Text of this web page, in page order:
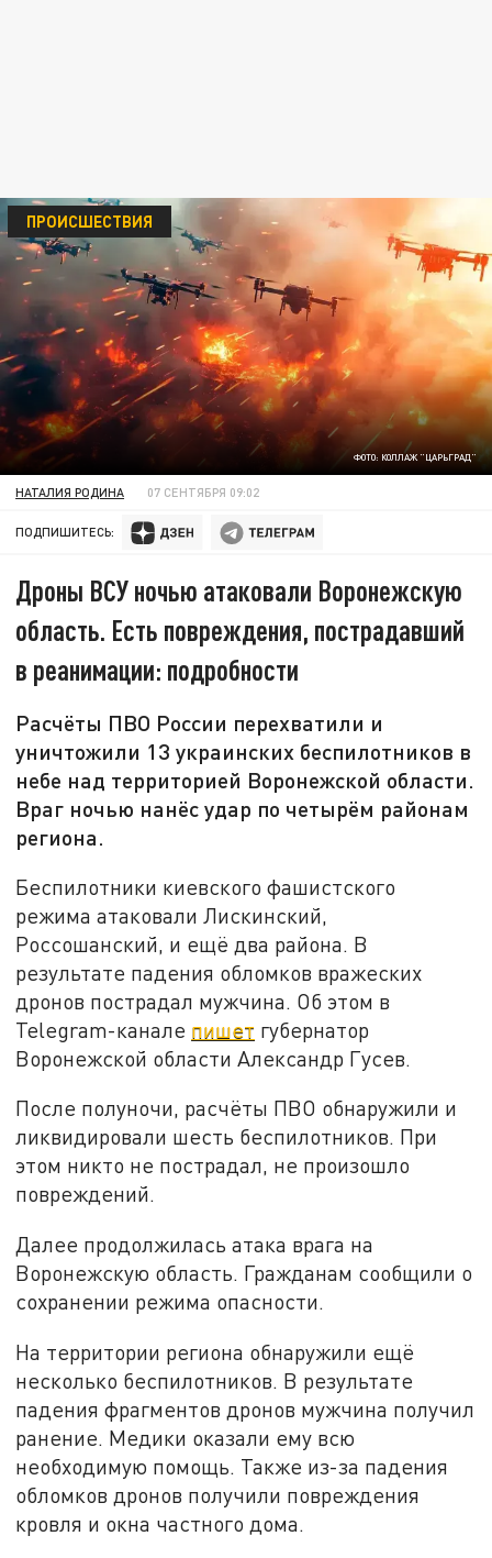
ФОТО: КОЛЛАЖ "ЦАРЬГРАД"
ПРОИСШЕСТВИЯ
НАТАЛИЯ РОДИНА 07 СЕНТЯБРЯ 09:02
ПОДПИШИТЕСЬ:
Дроны ВСУ ночью атаковали Воронежскую
область. Есть повреждения, пострадавший
в реанимации: подробности
Расчёты ПВО России перехватили и
уничтожили 13 украинских беспилотников в
небе над территорией Воронежской области.
Враг ночью нанёс удар по четырём районам
региона.
Беспилотники киевского фашистского
режима атаковали Лискинский,
Россошанский, и ещё два района. В
результате падения обломков вражеских
дронов пострадал мужчина. Об этом в
Telegram-канале пишет губернатор
Воронежской области Александр Гусев.
После полуночи, расчёты ПВО обнаружили и
ликвидировали шесть беспилотников. При
этом никто не пострадал, не произошло
повреждений.
Далее продолжилась атака врага на
Воронежскую область. Гражданам сообщили о
сохранении режима опасности.
На территории региона обнаружили ещё
несколько беспилотников. В результате
падения фрагментов дронов мужчина получил
ранение. Медики оказали ему всю
необходимую помощь. Также из-за падения
обломков дронов получили повреждения
кровля и окна частного дома.